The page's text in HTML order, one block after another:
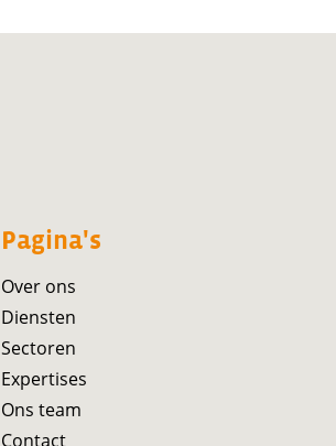
Pagina's
Over ons
Diensten
Sectoren
Expertises
Ons team
Contact